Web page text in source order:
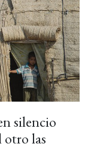
silencio
otro las